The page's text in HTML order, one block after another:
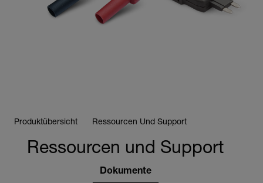
Produktübersicht Ressourcen Und Support
Ressourcen und Support
Dokumente